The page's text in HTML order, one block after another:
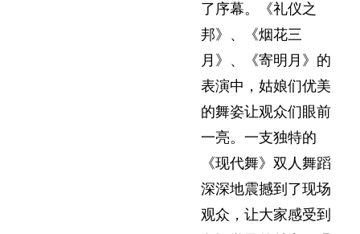
了序幕。《礼仪之
邦》、《烟花三
月》、《寄明月》的
表演中，姑娘们优美
的舞姿让观众们眼前
一亮。一支独特的
《现代舞》双人舞蹈
深深地震撼到了现场
观众，让大家感受到